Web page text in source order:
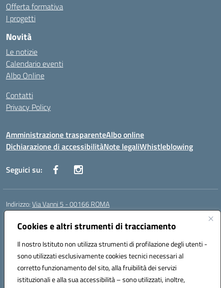
Cookies e altri strumenti di tracciamento
Il nostro Istituto non utilizza strumenti di profilazione degli utenti -
sono utilizzati esclusivamente cookies tecnici necessari al
corretto funzionamento del sito, alla fruibilità dei servizi
istituzionali e alla sua accessibilità – sono utilizzati, inoltre,
Offerta formativa
I progetti
Novità
Le notizie
Calendario eventi
Albo Online
Contatti
Privacy Policy
Amministrazione trasparenteAlbo online
Dichiarazione di accessibilitàNote legaliWhistleblowing
Seguici su:
Indirizzo:Via Vanni 5 - 00166 ROMA
Centralino:
Posta elettronica certificata (PEC):RMIC86500P@pec.istruzione.it
Codice fiscale: 97197050582
Codice meccanografico:RMIC86500P
Codice Indice delle Pubbliche Amministrazioni (IPA): istsc_RMIC86500P
Codice unico di fatturazione (CUF): UFSRRZ